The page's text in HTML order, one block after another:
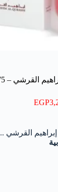
EGP
القرشي ..